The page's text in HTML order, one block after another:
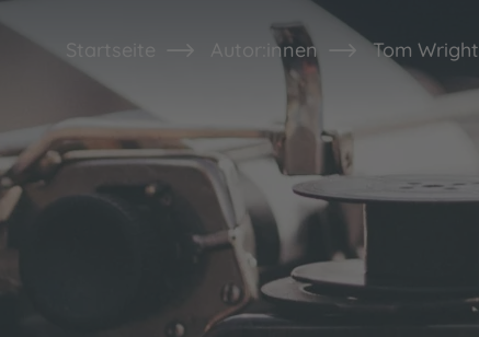
Startseite Autor:innen Tom Wright